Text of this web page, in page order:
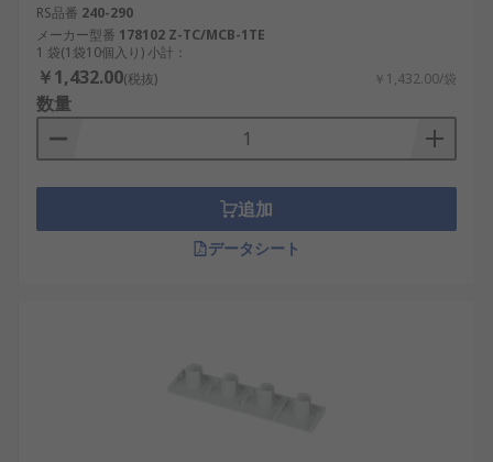
RS品番 240-290
メーカー型番 178102 Z-TC/MCB-1TE
1 袋(1袋10個入り) 小計：
￥1,432.00(税抜) ￥1,432.00/袋
数量
追加
データシート